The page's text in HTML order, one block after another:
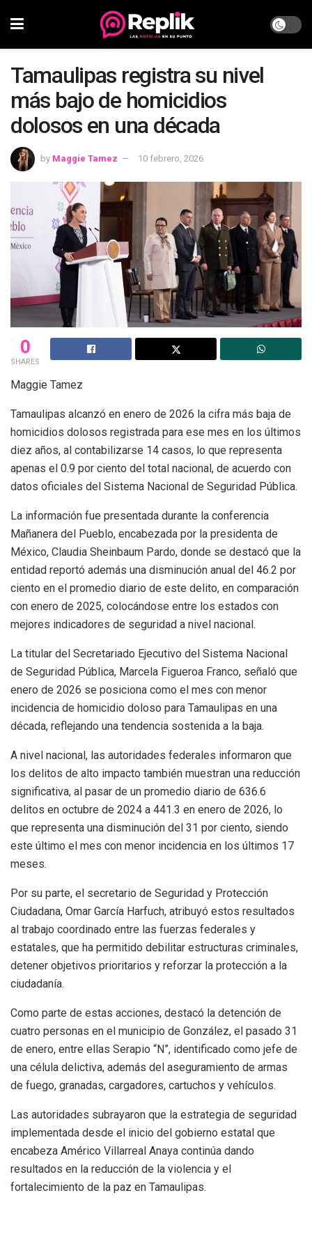
Tamaulipas registra su nivel
más bajo de homicidios
dolosos en una década
by Maggie Tamez 10 febrero, 2026
0
SHARES
Maggie Tamez
Tamaulipas alcanzó en enero de 2026 la cifra más baja de
homicidios dolosos registrada para ese mes en los últimos
diez años, al contabilizarse 14 casos, lo que representa
apenas el 0.9 por ciento del total nacional, de acuerdo con
datos oficiales del Sistema Nacional de Seguridad Pública.
La información fue presentada durante la conferencia
Mañanera del Pueblo, encabezada por la presidenta de
México, Claudia Sheinbaum Pardo, donde se destacó que la
entidad reportó además una disminución anual del 46.2 por
ciento en el promedio diario de este delito, en comparación
con enero de 2025, colocándose entre los estados con
mejores indicadores de seguridad a nivel nacional.
La titular del Secretariado Ejecutivo del Sistema Nacional
de Seguridad Pública, Marcela Figueroa Franco, señaló que
enero de 2026 se posiciona como el mes con menor
incidencia de homicidio doloso para Tamaulipas en una
década, reflejando una tendencia sostenida a la baja.
A nivel nacional, las autoridades federales informaron que
los delitos de alto impacto también muestran una reducción
significativa, al pasar de un promedio diario de 636.6
delitos en octubre de 2024 a 441.3 en enero de 2026, lo
que representa una disminución del 31 por ciento, siendo
este último el mes con menor incidencia en los últimos 17
meses.
Por su parte, el secretario de Seguridad y Protección
Ciudadana, Omar García Harfuch, atribuyó estos resultados
al trabajo coordinado entre las fuerzas federales y
estatales, que ha permitido debilitar estructuras criminales,
detener objetivos prioritarios y reforzar la protección a la
ciudadanía.
Como parte de estas acciones, destacó la detención de
cuatro personas en el municipio de González, el pasado 31
de enero, entre ellas Serapio “N”, identificado como jefe de
una célula delictiva, además del aseguramiento de armas
de fuego, granadas, cargadores, cartuchos y vehículos.
Las autoridades subrayaron que la estrategia de seguridad
implementada desde el inicio del gobierno estatal que
encabeza Américo Villarreal Anaya continúa dando
resultados en la reducción de la violencia y el
fortalecimiento de la paz en Tamaulipas.